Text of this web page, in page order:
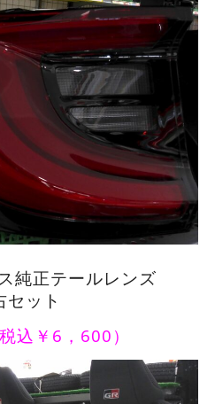
純正テールレンズ
セット
込￥6，600）